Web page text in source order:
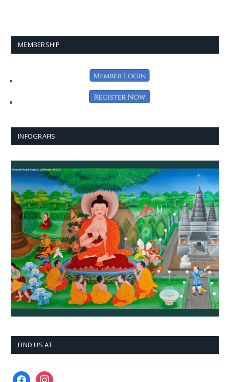
MEMBERSHIP
INFOGRAFIS
FIND US AT
facebookinstagram